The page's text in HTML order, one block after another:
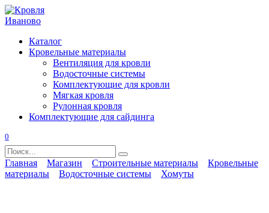
Перейти
к
Каталог
Кровельные материалы
Вентиляция для кровли
Водосточные системы
Комплектующие для кровли
Мягкая кровля
Рулонная кровля
Комплектующие для сайдинга
0
Search
for:
Главная Магазин Строительные материалы
Кровельные
материалы
Водосточные системы Хомуты